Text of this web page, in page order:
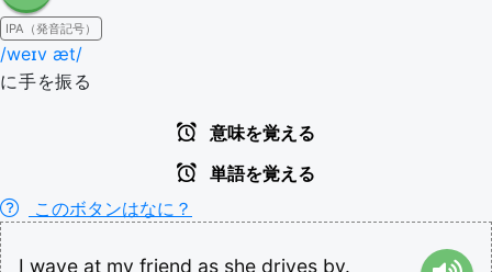
IPA（発音記号）
/weɪv æt/
に手を振る
意味を覚える
単語を覚える
このボタンはなに？
I wave at my friend as she drives by.